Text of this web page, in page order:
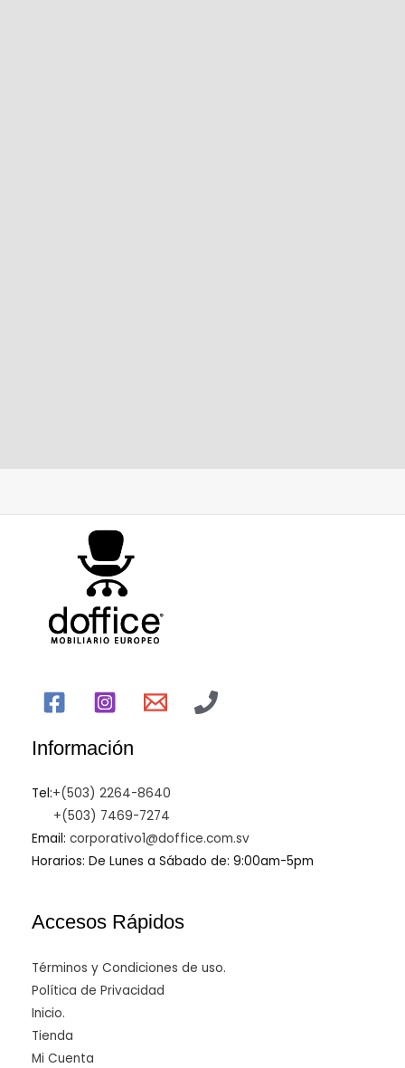
Información
Tel:+(503) 2264-8640
+(503) 7469-7274
Email: corporativo1@doffice.com.sv
Horarios: De Lunes a Sábado de: 9:00am-5pm
Accesos Rápidos
Términos y Condiciones de uso.
Política de Privacidad
Inicio.
Tienda
Mi Cuenta